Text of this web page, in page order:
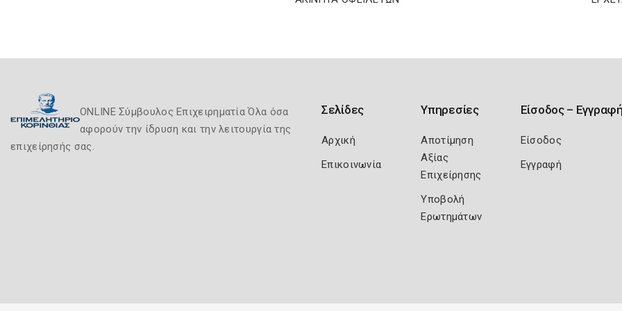
ONLINE Σύμβουλος Επιχειρηματία Όλα όσα
αφορούν την ίδρυση και την λειτουργία της
επιχείρησής σας.
Σελίδες
Αρχική
Επικοινωνία
Υπηρεσίες
Αποτίμηση
Αξίας
Επιχείρησης
Υποβολή
Ερωτημάτων
Είσοδος –
Είσοδος
Εγγραφή